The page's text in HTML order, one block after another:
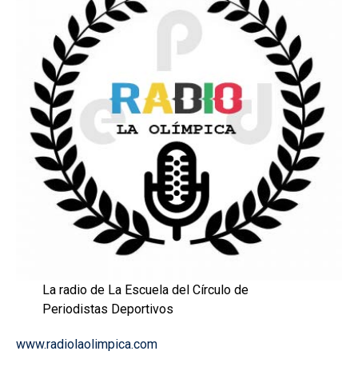
La radio de La Escuela del Círculo de
Periodistas Deportivos
www.radiolaolimpica.com